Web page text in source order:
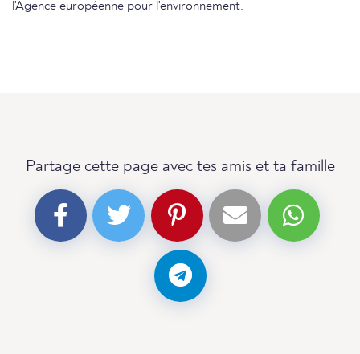
l'Agence européenne pour l'environnement.
Partage cette page avec tes amis et ta famille